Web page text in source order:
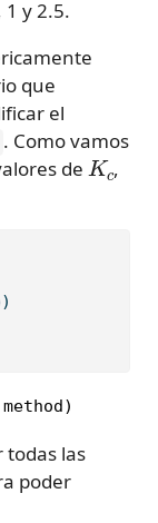
y 2.5.
que
el
. Como vamos
de
Kc
,
las
poder